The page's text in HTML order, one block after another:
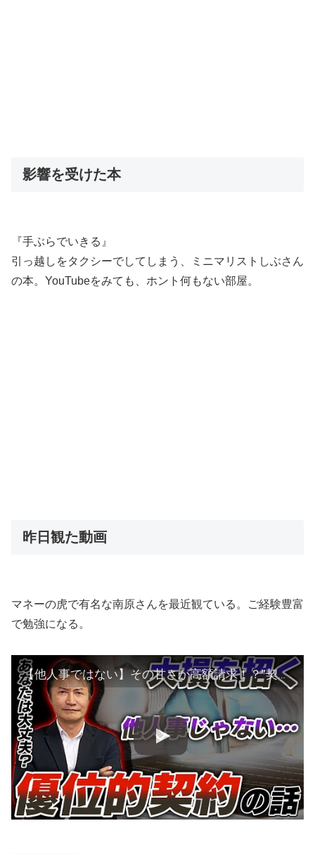
影響を受けた本
『手ぶらでいきる』
引っ越しをタクシーでしてしまう、ミニマリストしぶさん
の本。YouTubeをみても、ホント何もない部屋。
昨日観た動画
マネーの虎で有名な南原さんを最近観ている。ご経験豊富
で勉強になる。
【他人事ではない】その甘さが高額請求！？”契約書”を舐めてはいけない理由について…